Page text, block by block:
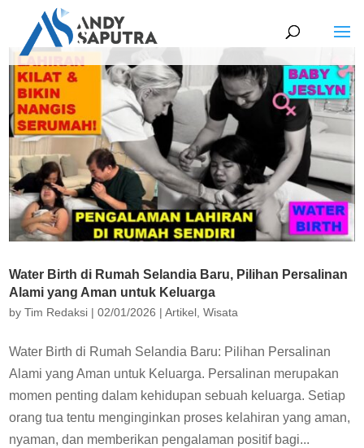
Water Birth di Rumah Selandia Baru, Pilihan Persalinan
Alami yang Aman untuk Keluarga
byTim Redaksi |02/01/2026 |Artikel,Wisata
Water Birth di Rumah Selandia Baru: Pilihan Persalinan
Alami yang Aman untuk Keluarga. Persalinan merupakan
momen penting dalam kehidupan sebuah keluarga. Setiap
orang tua tentu menginginkan proses kelahiran yang aman,
nyaman, dan memberikan pengalaman positif bagi...